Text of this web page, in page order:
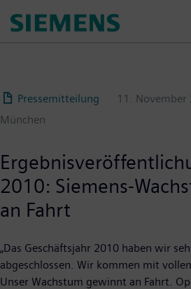
para
Pressemitteilung
11. November
München
2010: Siemens-
an Fahrt
„Das Geschäftsjahr 2010 haben wir
abgeschlossen. Wir kommen mit
Unser Wachstum gewinnt an Fahrt.